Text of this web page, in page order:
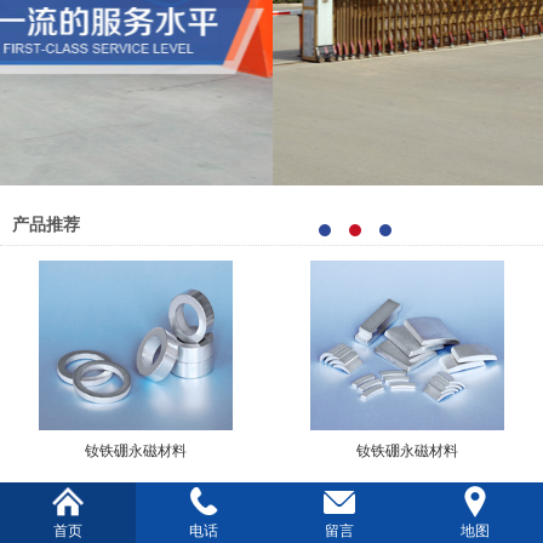
产品推荐
钕铁硼永磁材料 钕铁硼永磁材料
公司简介
首页 电话 留言 地图